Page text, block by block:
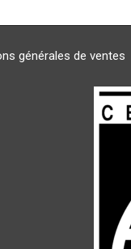
générales de ventes